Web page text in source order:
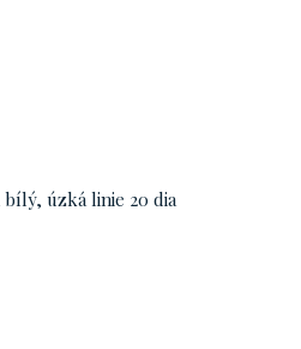
úzká linie 20 dia